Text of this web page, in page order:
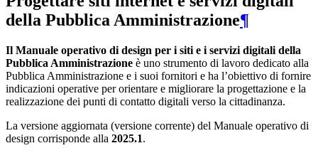
della Pubblica Amministrazione¶
Il Manuale operativo di design per i siti e i servizi digitali della
Pubblica Amministrazione è uno strumento di lavoro dedicato alla
Pubblica Amministrazione e i suoi fornitori e ha l’obiettivo di fornire
indicazioni operative per orientare e migliorare la progettazione e la
realizzazione dei punti di contatto digitali verso la cittadinanza.
La versione aggiornata (versione corrente) del Manuale operativo di
design corrisponde alla 2025.1.